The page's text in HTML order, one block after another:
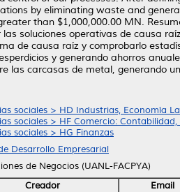
by eliminating waste and
than $1,000,000.00 MN.
soluciones operativas de causa
de causa raíz y comprobarlo
y generando ahorros
las carcasas de metal, generando
sociales > HD Industrias, Economía
sociales > HF Comercio:
sociales > HG Finanzas
Desarrollo Empresarial
de Negocios (UANL-FACPYA)
Creador
Email